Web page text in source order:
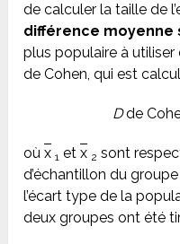
de calculer la taille de
différence moyenne
plus populaire à
de Cohen, qui est
Dde
oùx 1 etx 2 sont
d’échantillon du
l’écart type de la
deux groupes ont été